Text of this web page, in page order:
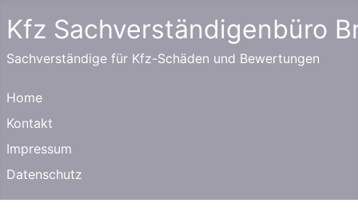
Kfz Sachverständigenbüro
Sachverständige für Kfz-Schäden und Bewertungen
Home
Kontakt
Impressum
Datenschutz